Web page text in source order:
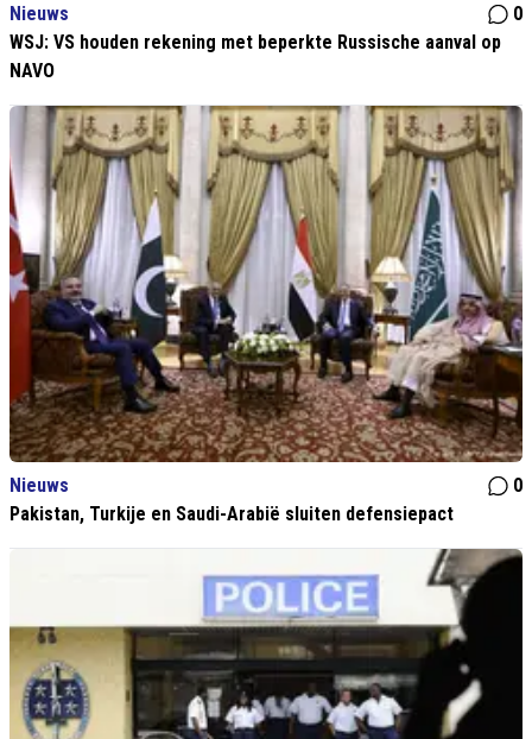
Nieuws
0
WSJ: VS houden rekening met beperkte Russische aanval op
NAVO
Nieuws
0
Pakistan, Turkije en Saudi-Arabië sluiten defensiepact